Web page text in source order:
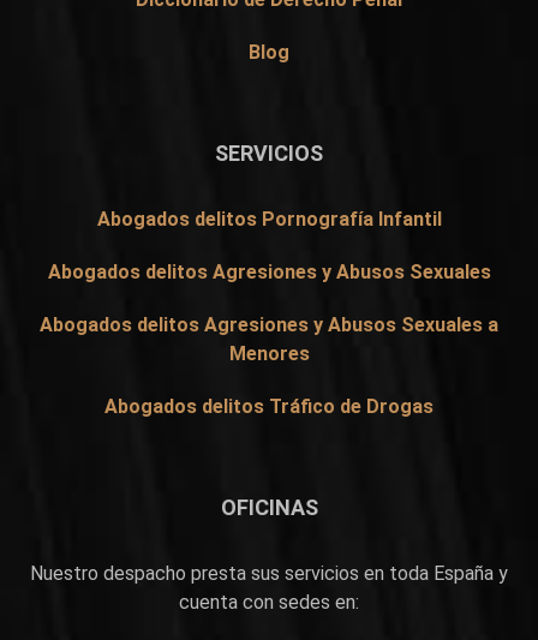
Blog
SERVICIOS
Abogados delitos Pornografía Infantil
Abogados delitos Agresiones y Abusos Sexuales
Abogados delitos Agresiones y Abusos Sexuales a
Menores
Abogados delitos Tráfico de Drogas
OFICINAS
Nuestro despacho presta sus servicios en toda España y
cuenta con sedes en: